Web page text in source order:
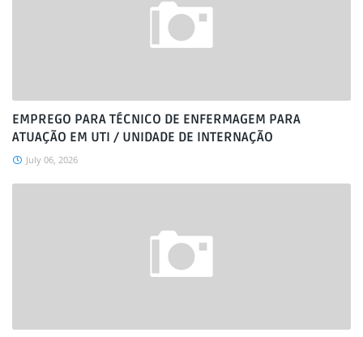
EMPREGO PARA TÉCNICO DE ENFERMAGEM PARA
ATUAÇÃO EM UTI / UNIDADE DE INTERNAÇÃO
July 06, 2026